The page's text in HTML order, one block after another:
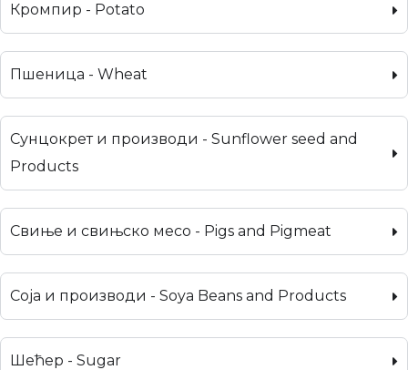
Кромпир - Potato
Пшеница - Wheat
Сунцокрет и производи - Sunflower seed and
Products
Свиње и свињско месо - Pigs and Pigmeat
Соја и производи - Soya Beans and Products
Шећер - Sugar